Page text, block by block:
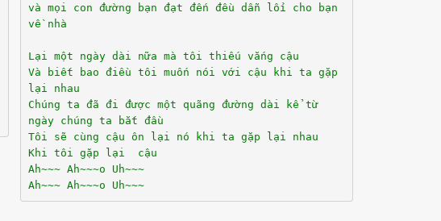
và mọi con đường bạn đạt đến đều dẫn lối cho bạn
về nhà
Lại một ngày dài nữa mà tôi thiếu vắng cậu
Và biết bao điều tôi muốn nói với cậu khi ta gặp
lại nhau
Chúng ta đã đi được một quãng đường dài kể từ
ngày chúng ta bắt đầu
Tôi sẽ cùng cậu ôn lại nó khi ta gặp lại nhau
Khi tôi gặp lại cậu
Ah~~~ Ah~~~o Uh~~~
Ah~~~ Ah~~~o Uh~~~